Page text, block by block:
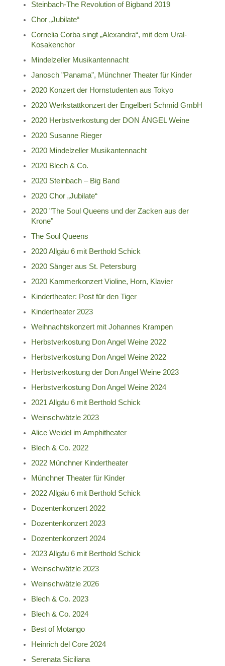
Steinbach-The Revolution of Bigband 2019
Chor „Jubilate“
Cornelia Corba singt „Alexandra“, mit dem Ural-
Kosakenchor
Mindelzeller Musikantennacht
Janosch "Panama", Münchner Theater für Kinder
2020 Konzert der Hornstudenten aus Tokyo
2020 Werkstattkonzert der Engelbert Schmid GmbH
2020 Herbstverkostung der DON ÁNGEL Weine
2020 Susanne Rieger
2020 Mindelzeller Musikantennacht
2020 Blech & Co.
2020 Steinbach – Big Band
2020 Chor „Jubilate“
2020 "The Soul Queens und der Zacken aus der
Krone"
The Soul Queens
2020 Allgäu 6 mit Berthold Schick
2020 Sänger aus St. Petersburg
2020 Kammerkonzert Violine, Horn, Klavier
Kindertheater: Post für den Tiger
Kindertheater 2023
Weihnachtskonzert mit Johannes Krampen
Herbstverkostung Don Angel Weine 2022
Herbstverkostung Don Angel Weine 2022
Herbstverkostung der Don Angel Weine 2023
Herbstverkostung Don Angel Weine 2024
2021 Allgäu 6 mit Berthold Schick
Weinschwätzle 2023
Alice Weidel im Amphitheater
Blech & Co. 2022
2022 Münchner Kindertheater
Münchner Theater für Kinder
2022 Allgäu 6 mit Berthold Schick
Dozentenkonzert 2022
Dozentenkonzert 2023
Dozentenkonzert 2024
2023 Allgäu 6 mit Berthold Schick
Weinschwätzle 2023
Weinschwätzle 2026
Blech & Co. 2023
Blech & Co. 2024
Best of Motango
Heinrich del Core 2024
Serenata Siciliana